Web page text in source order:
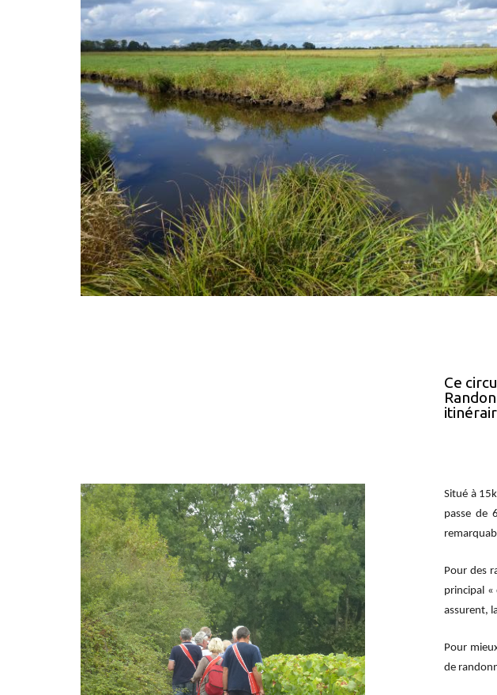
Ce
Situé à
passe de
Pour des
principal «
assurent,
Pour
de